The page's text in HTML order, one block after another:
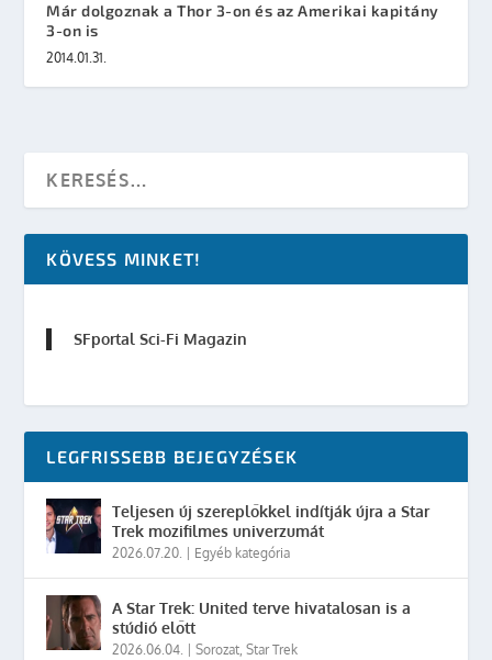
Már dolgoznak a Thor 3-on és az Amerikai kapitány
3-on is
2014.01.31.
KÖVESS MINKET!
SFportal Sci-Fi Magazin
LEGFRISSEBB BEJEGYZÉSEK
Teljesen új szereplőkkel indítják újra a Star
Trek mozifilmes univerzumát
2026.07.20. Egyéb kategória
A Star Trek: United terve hivatalosan is a
stúdió előtt
2026.06.04. |Sorozat,Star Trek